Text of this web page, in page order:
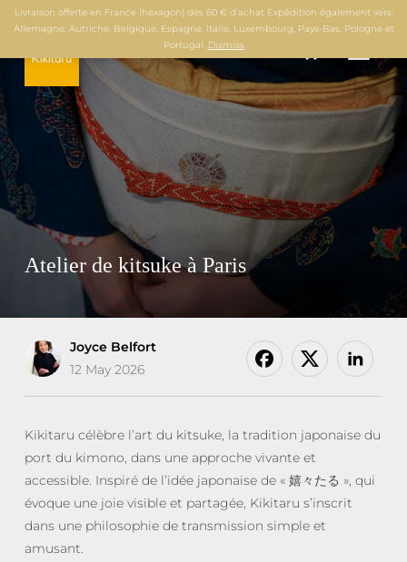
Livraison offerte en France (hexagon) dès 60 € d'achat Expédition également vers:
Allemagne, Autriche, Belgique, Espagne, Italie, Luxembourg, Pays-Bas, Pologne et
Portugal. Dismiss
Atelier de kitsuke à Paris
Joyce Belfort
12 May 2026
Kikitaru célèbre l’art du kitsuke, la tradition japonaise du
port du kimono, dans une approche vivante et
accessible. Inspiré de l’idée japonaise de « 嬉々たる », qui
évoque une joie visible et partagée, Kikitaru s’inscrit
dans une philosophie de transmission simple et
amusant.